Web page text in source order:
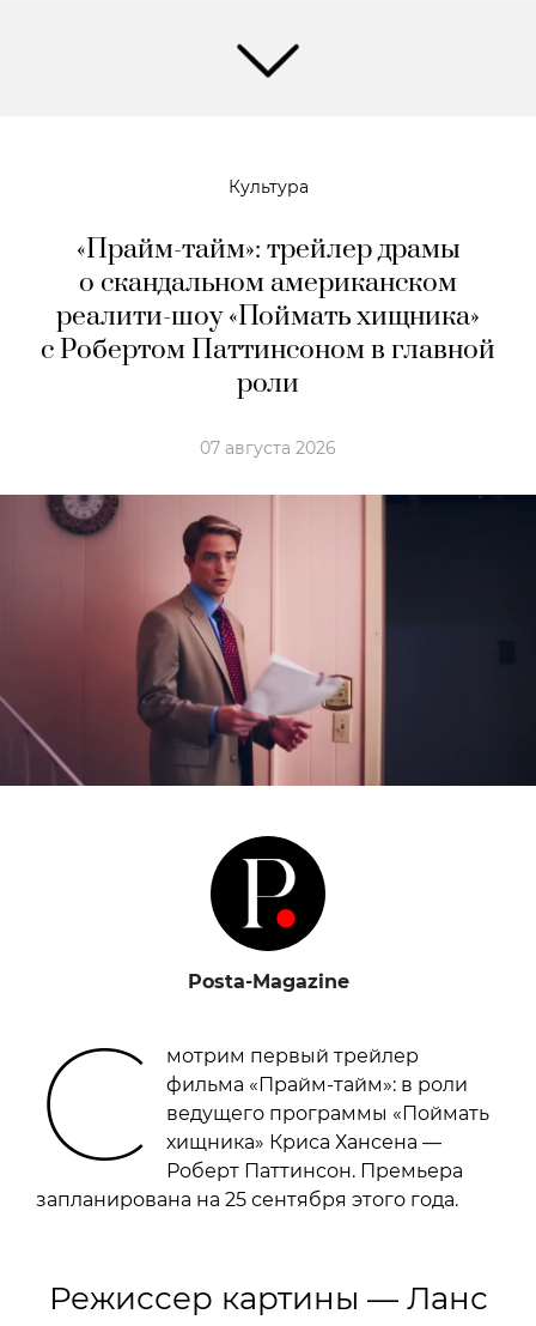
Культура
«Прайм-тайм»: трейлер драмы
о скандальном американском
реалити-шоу «Поймать хищника»
с Робертом Паттинсоном в главной
роли
07 августа 2026
Posta-Magazine
С
мотрим первый трейлер
фильма «Прайм-тайм»: в роли
ведущего программы «Поймать
хищника» Криса Хансена —
Роберт Паттинсон. Премьера
запланирована на 25 сентября этого года.
Режиссер картины — Ланс